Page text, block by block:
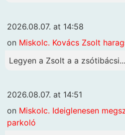
2026.08.07. at 14:58
on Miskolc. Kovács Zsolt
Legyen a Zsolt a a zsótibácsi...
2026.08.07. at 14:51
on Miskolc. Ideiglenesen
parkoló